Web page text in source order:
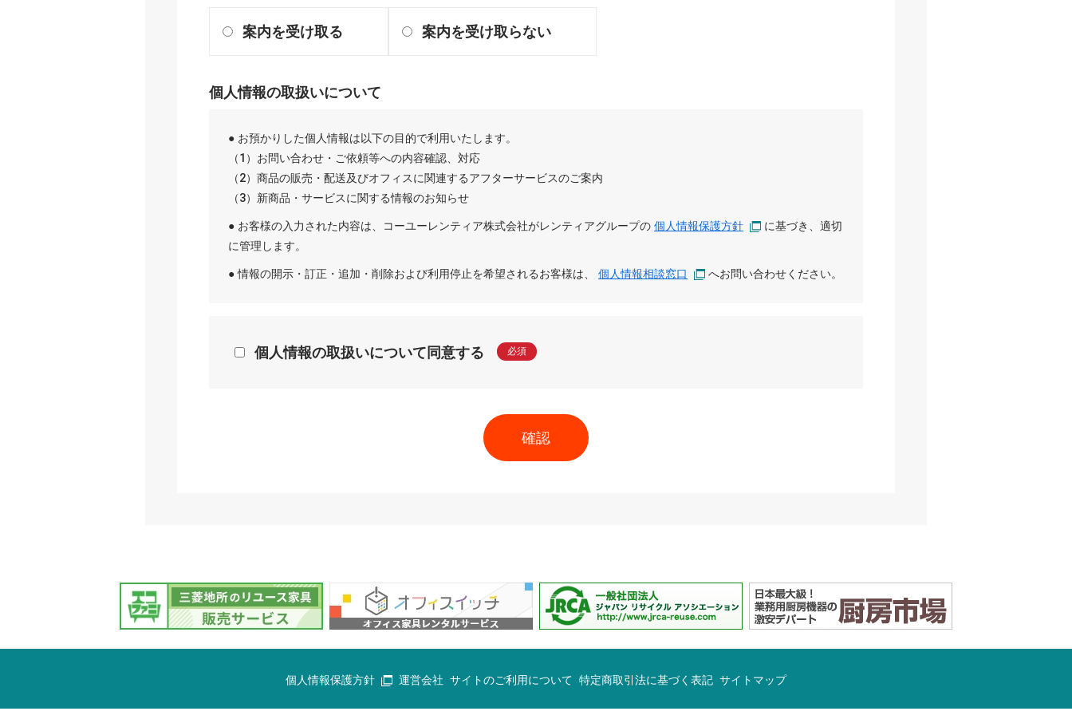
案内を受け取る 案内を受け取らない
個人情報の取扱いについて
● お預かりした個人情報は以下の目的で利用いたします。
（1）お問い合わせ・ご依頼等への内容確認、対応
（2）商品の販売・配送及びオフィスに関連するアフターサービスのご案内
（3）新商品・サービスに関する情報のお知らせ
● お客様の入力された内容は、 コーユーレンティア株式会社がレンティアグループの 個人情報保護方針
に基づき、適切
に管理します。
● 情報の開示・訂正・追加・削除および利用停止を希望されるお客様は、 個人情報相談窓口 へお問い合わせください。
個人情報の取扱いについて同意する 必須
個人情報保護方針 運営会社 サイトのご利用について 特定商取引法に基づく表記 サイトマップ